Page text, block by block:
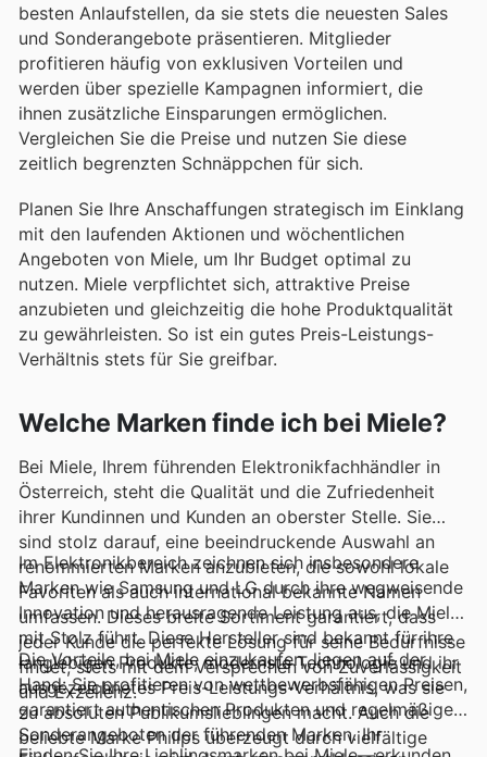
besten Anlaufstellen, da sie stets die neuesten Sales
und Sonderangebote präsentieren. Mitglieder
profitieren häufig von exklusiven Vorteilen und
werden über spezielle Kampagnen informiert, die
ihnen zusätzliche Einsparungen ermöglichen.
Vergleichen Sie die Preise und nutzen Sie diese
zeitlich begrenzten Schnäppchen für sich.
Planen Sie Ihre Anschaffungen strategisch im Einklang
mit den laufenden Aktionen und wöchentlichen
Angeboten von Miele, um Ihr Budget optimal zu
nutzen. Miele verpflichtet sich, attraktive Preise
anzubieten und gleichzeitig die hohe Produktqualität
zu gewährleisten. So ist ein gutes Preis-Leistungs-
Verhältnis stets für Sie greifbar.
Welche Marken finde ich bei Miele?
Bei Miele, Ihrem führenden Elektronikfachhändler in
Österreich, steht die Qualität und die Zufriedenheit
ihrer Kundinnen und Kunden an oberster Stelle. Sie
sind stolz darauf, eine beeindruckende Auswahl an
renommierten Marken anzubieten, die sowohl lokale
Favoriten als auch international bekannte Namen
umfassen. Dieses breite Sortiment garantiert, dass
jeder Kunde die perfekte Lösung für seine Bedürfnisse
findet, stets mit dem Versprechen von Zuverlässigkeit
und Exzellenz.
Im Elektronikbereich zeichnen sich insbesondere
Marken wie Samsung und LG durch ihre wegweisende
Innovation und herausragende Leistung aus, die Miele
mit Stolz führt. Diese Hersteller sind bekannt für ihre
langlebigen Produkte, modernste Technologie und ihr
ausgezeichnetes Preis-Leistungs-Verhältnis, was sie
zu absoluten Publikumslieblingen macht. Auch die
beliebte Marke Philips überzeugt durch vielfältige
Die Vorteile, bei Miele einzukaufen, liegen auf der
Hand: Sie profitieren von wettbewerbsfähigen Preisen,
garantiert authentischen Produkten und regelmäßigen
Sonderangeboten der führenden Marken. Ihr